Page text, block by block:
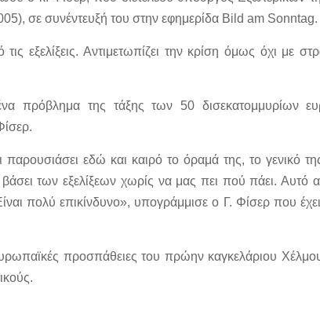
σε συνέντευξή του στην εφημερίδα Bild am Sonntag.
εξελίξεις. Αντιμετωπίζει την κρίση όμως όχι με
πρόβλημα της τάξης των 50 δισεκατομμυρίων
παρουσιάσει εδώ και καιρό το όραμά της, το γενικό
βάσει των εξελίξεων χωρίς να μας πει πού πάει.
πολύ επικίνδυνο», υπογράμμισε ο Γ. Φίσερ που
προσπάθειες του πρώην καγκελάριου